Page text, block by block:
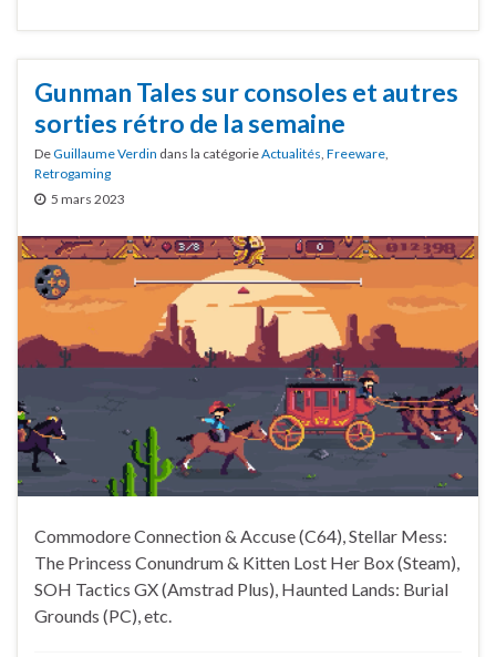
Gunman Tales sur consoles et autres
sorties rétro de la semaine
DeGuillaume Verdin dans la catégorieActualités, Freeware,
Retrogaming
5 mars 2023
Commodore Connection & Accuse (C64), Stellar Mess:
The Princess Conundrum & Kitten Lost Her Box (Steam),
SOH Tactics GX (Amstrad Plus), Haunted Lands: Burial
Grounds (PC), etc.